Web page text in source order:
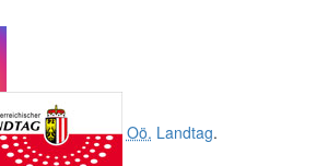
Oö. Landtag.